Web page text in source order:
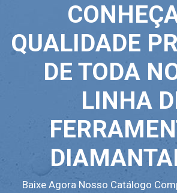
QUALIDADE
DE TODA
LINHA
Baixe Agora Nosso Catálogo